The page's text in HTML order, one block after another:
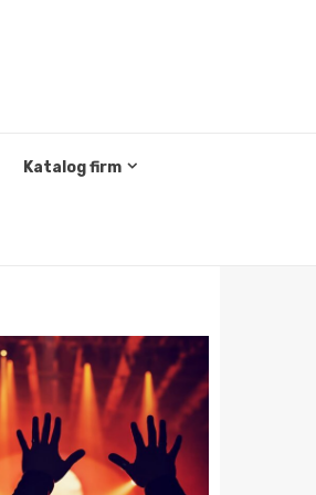
Katalog firm